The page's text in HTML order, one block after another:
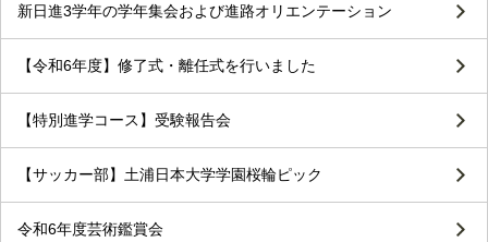
新日進3学年の学年集会および進路オリエンテーション
【令和6年度】修了式・離任式を行いました
【特別進学コース】受験報告会
【サッカー部】土浦日本大学学園桜輪ピック
令和6年度芸術鑑賞会